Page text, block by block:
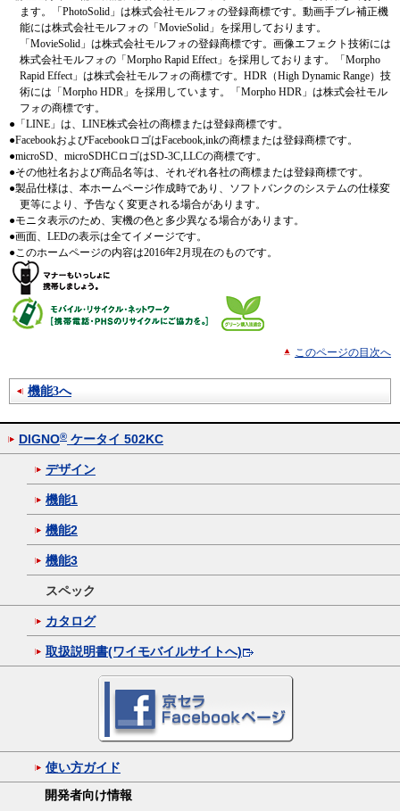
ます。「PhotoSolid」は株式会社モルフォの登録商標です。動画手ブレ補正機
能には株式会社モルフォの「MovieSolid」を採用しております。
「MovieSolid」は株式会社モルフォの登録商標です。画像エフェクト技術には
株式会社モルフォの「Morpho Rapid Effect」を採用しております。「Morpho
Rapid Effect」は株式会社モルフォの商標です。HDR（High Dynamic Range）技
術には「Morpho HDR」を採用しています。「Morpho HDR」は株式会社モル
フォの商標です。
● 「LINE」は、LINE株式会社の商標または登録商標です。
●FacebookおよびFacebookロゴはFacebook,inkの商標または登録商標です。
●microSD、microSDHCロゴはSD-3C,LLCの商標です。
●その他社名および商品名等は、それぞれ各社の商標または登録商標です。
●製品仕様は、本ホームページ作成時であり、ソフトバンクのシステムの仕様変
更等により、予告なく変更される場合があります。
●モニタ表示のため、実機の色と多少異なる場合があります。
●画面、LEDの表示は全てイメージです。
●このホームページの内容は2016年2月現在のものです。
このページの目次へ
機能3へ
DIGNO® ケータイ 502KC
デザイン
機能1
機能2
機能3
スペック
カタログ
取扱説明書(ワイモバイルサイトへ)
使い方ガイド
開発者向け情報